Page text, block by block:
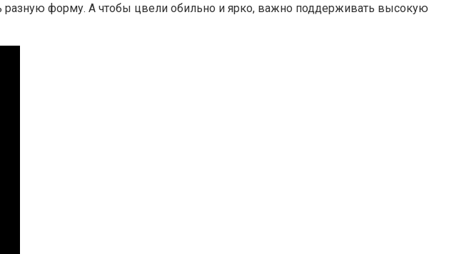
форму. А чтобы цвели обильно и ярко, важно поддерживать высокую